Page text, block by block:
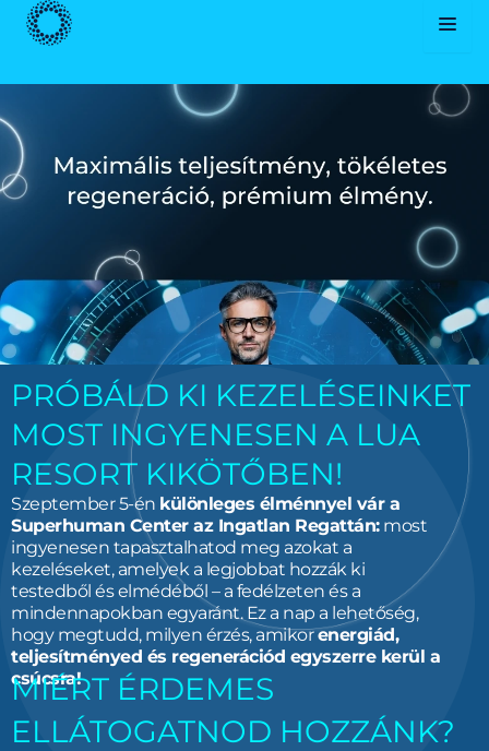
Skip
PRÓBÁLD KI KEZELÉSEINKET
MOST INGYENESEN A LUA
RESORT KIKÖTŐBEN!
Szeptember 5-én különleges élménnyel vár a
Superhuman Center az Ingatlan Regattán:most
ingyenesen tapasztalhatod meg azokat a
kezeléseket, amelyek a legjobbat hozzák ki
testedből és elmédéből – a fedélzeten és a
mindennapokban egyaránt. Ez a nap a lehetőség,
hogy megtudd, milyen érzés, amikorenergiád,
teljesítményed és regenerációd egyszerre kerül a
csúcsra!
MIÉRT ÉRDEMES
ELLÁTOGATNOD HOZZÁNK?